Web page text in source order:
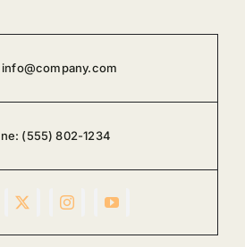
info@company.com
(555) 802-1234